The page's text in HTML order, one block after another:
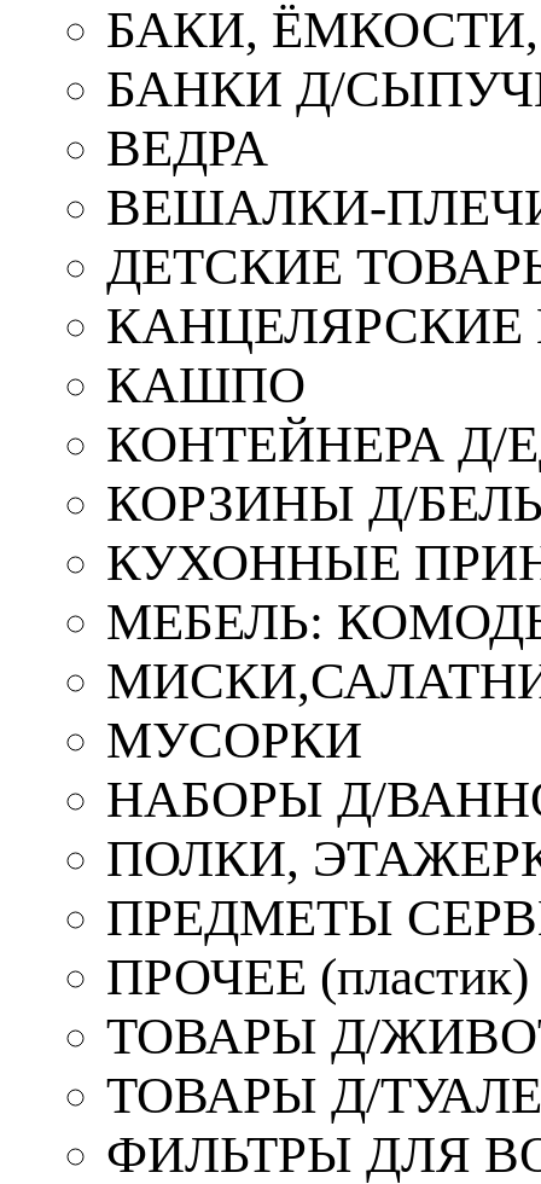
БАКИ,
БАНКИ Д/
ВЕДРА
ВЕШАЛКИ-
ДЕТСКИЕ
КАШПО
КОНТЕЙНЕРА Д/
КОРЗИНЫ Д/
КУХОННЫЕ
МЕБЕЛЬ:
МУСОРКИ
НАБОРЫ Д/
ПОЛКИ,
ПРЕДМЕТЫ
ПРОЧЕЕ (пластик)
ТОВАРЫ Д/
ТОВАРЫ Д/
ФИЛЬТРЫ ДЛЯ